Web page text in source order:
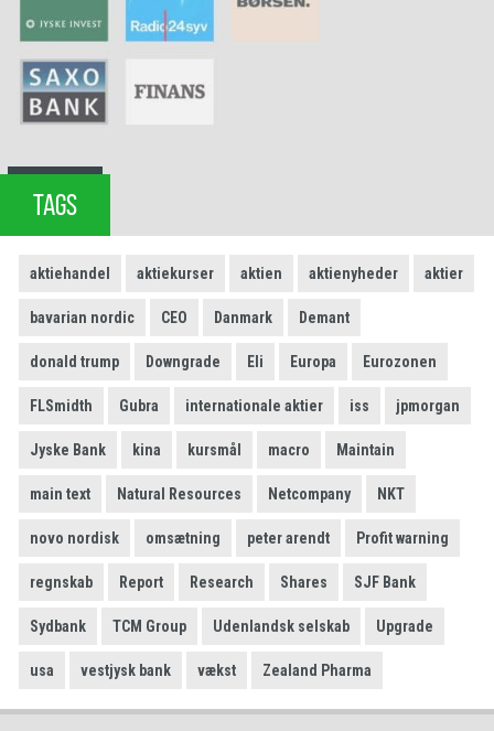
TAGS
aktiehandel aktiekurser aktien aktienyheder aktier
bavarian nordic CEO Danmark Demant
donald trump Downgrade Eli Europa Eurozonen
FLSmidth Gubra internationale aktier iss jpmorgan
Jyske Bank kina kursmål macro Maintain
main text Natural Resources Netcompany NKT
novo nordisk omsætning peter arendt Profit warning
regnskab Report Research Shares SJF Bank
Sydbank TCM Group Udenlandsk selskab Upgrade
usa vestjysk bank vækst Zealand Pharma